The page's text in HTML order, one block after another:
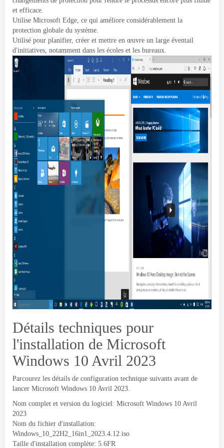
et efficace.
Utilise Microsoft Edge, ce qui améliore considérablement la
protection globale du système.
Utilisé pour planifier, créer et mettre en œuvre un large éventail
d'initiatives, notamment dans les écoles et les bureaux.
Détails techniques pour
l'installation de Microsoft
Windows 10 Avril 2023
Parcourez les détails de configuration technique suivants avant de
lancer Microsoft Windows 10 Avril 2023.
Nom complet et version du logiciel: Microsoft Windows 10 Avril
2023
Nom du fichier d'installation:
Windows_10_22H2_16in1_2023.4.12.iso
Taille d'installation complète: 5.6FR